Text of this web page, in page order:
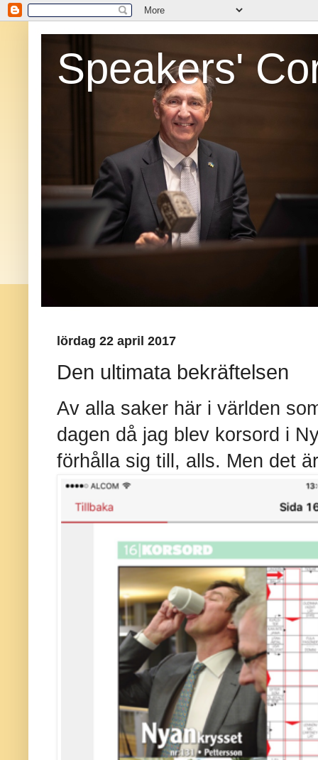
Speakers'
lördag 22 april 2017
Den ultimata bekräftelsen
Av alla saker här i världen
dagen då jag blev korsord i
förhålla sig till, alls. Men det